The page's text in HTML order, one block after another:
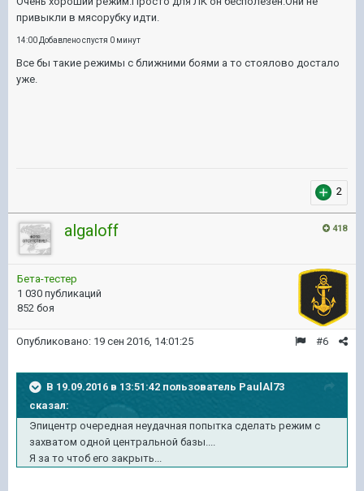
привыкли в мясорубку идти.
14:00 Добавлено спустя 0 минут
Все бы такие режимы с ближними боями а то стоялово достало
уже.
2
418
algaloff
Бета-тестер
1 030 публикаций
852 боя
#6
Опубликовано: 19 сен 2016, 14:01:25
В 19.09.2016 в 13:51:42 пользователь PaulAl73
сказал:
Эпицентр очередная неудачная попытка сделать режим с
захватом одной центральной базы....
Я за то чтоб его закрыть...